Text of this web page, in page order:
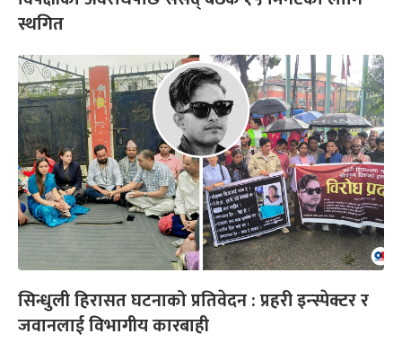
स्थगित
सिन्धुली हिरासत घटनाको प्रतिवेदन : प्रहरी इन्स्पेक्टर र
जवानलाई विभागीय कारबाही